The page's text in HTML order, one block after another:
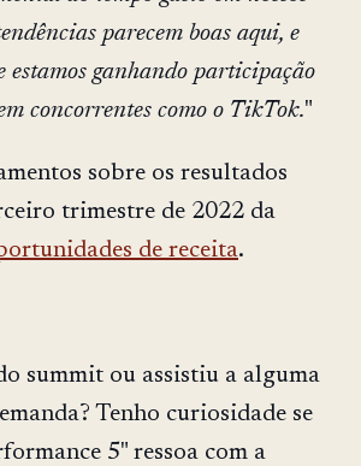
parecem boas aqui, e
estamos ganhando participação
concorrentes como o TikTok."
sobre os resultados
trimestre de 2022 da
de receita.
summit ou assistiu a alguma
Tenho curiosidade se
5" ressoa com a